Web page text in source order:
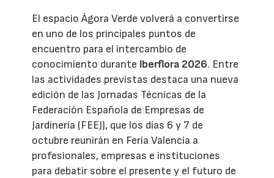
El espacio Ágora Verde volverá a convertirse
en uno de los principales puntos de
encuentro para el intercambio de
conocimiento durante Iberflora 2026. Entre
las actividades previstas destaca una nueva
edición de las Jornadas Técnicas de la
Federación Española de Empresas de
Jardinería (FEEJ), que los días 6 y 7 de
octubre reunirán en Feria Valencia a
profesionales, empresas e instituciones
para debatir sobre el presente y el futuro de